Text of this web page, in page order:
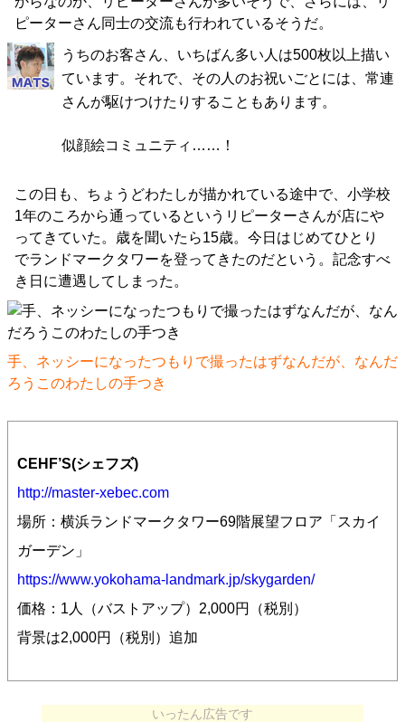
ピーターさん同士の交流も行われているそうだ。
うちのお客さん、いちばん多い人は500枚以上描い
ています。それで、その人のお祝いごとには、常連
さんが駆けつけたりすることもあります。
似顔絵コミュニティ……！
この日も、ちょうどわたしが描かれている途中で、小学校
1年のころから通っているというリピーターさんが店にや
ってきていた。歳を聞いたら15歳。今日はじめてひとり
でランドマークタワーを登ってきたのだという。記念すべ
き日に遭遇してしまった。
手、ネッシーになったつもりで撮ったはずなんだが、なんだ
ろうこのわたしの手つき
CEHF’S(シェフズ)
http://master-xebec.com
場所：横浜ランドマークタワー69階展望フロア「スカイ
ガーデン」
https://www.yokohama-landmark.jp/skygarden/
価格：1人（バストアップ）2,000円（税別）
背景は2,000円（税別）追加
いったん広告です